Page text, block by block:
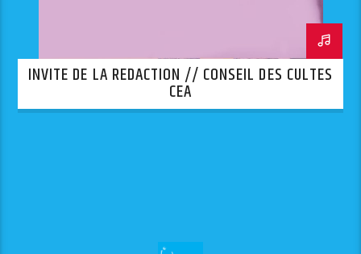
INVITE DE LA REDACTION // CONSEIL DES CULTES
CEA